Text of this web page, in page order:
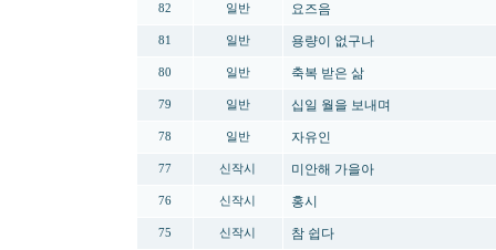
82 일반 요즈음
81 일반 용량이 없구나
80 일반 축복 받은 삶
79 일반 십일 월을 보내며
78 일반 자유인
77 신작시 미안해 가을아
76 신작시 홍시
75 신작시 참 쉽다